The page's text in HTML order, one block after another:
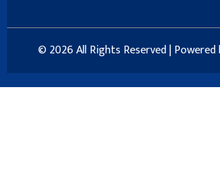
© 2026 All Rights Reserved | Powered